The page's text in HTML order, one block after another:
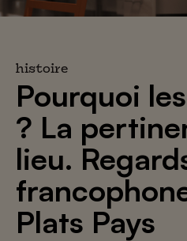
histoire
Pourquoi
? La
lieu.
Plats Pays